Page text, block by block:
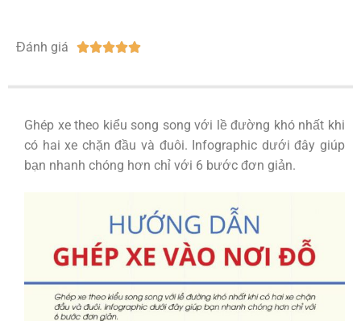
Đánh giá 
Ghép xe theo kiểu song song với lề đường khó nhất khi
có hai xe chặn đầu và đuôi. Infographic dưới đây giúp
bạn nhanh chóng hơn chỉ với 6 bước đơn giản.